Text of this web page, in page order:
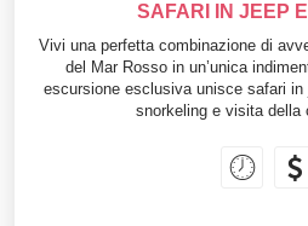
SAFARI IN JEEP
Vivi una perfetta combinazione di
del Mar Rosso in un’unica
escursione esclusiva unisce safari
snorkeling e visita della